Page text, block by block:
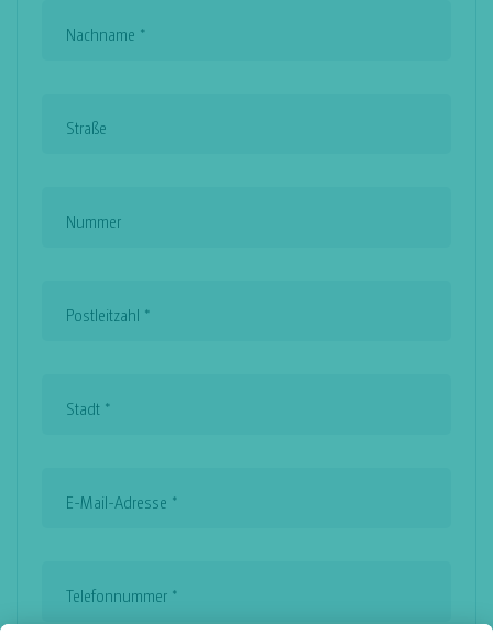
Nachname *
Straße
Nummer
Postleitzahl *
Stadt *
E-Mail-Adresse *
Telefonnummer *